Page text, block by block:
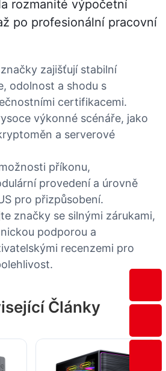
rozmanité výpočetní
po profesionální pracovní
zajišťují stabilní
odolnost a shodu s
certifikacemi.
výkonné scénáře, jako
a serverové
příkonu,
provedení a úrovně
pro přizpůsobení.
značky se silnými zárukami,
podporou a
recenzemi pro
Články